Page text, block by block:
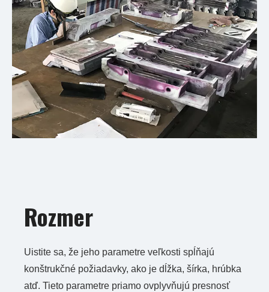
Rozmer
Uistite sa, že jeho parametre veľkosti spĺňajú
konštrukčné požiadavky, ako je dĺžka, šírka, hrúbka
atď. Tieto parametre priamo ovplyvňujú presnosť